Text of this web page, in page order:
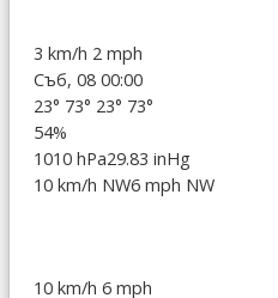
3 km/h 2 mph
Съб, 08 00:00
23° 73° 23° 73°
54%
1010 hPa29.83 inHg
10 km/h NW6 mph NW
10 km/h 6 mph